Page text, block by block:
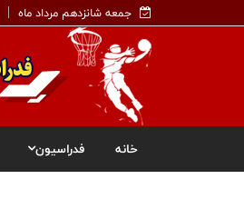
جمعه شانزدهم مرداد ماه
خانه فدراسیون